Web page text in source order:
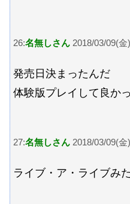
26:名無しさん 2018/03/09(
発売日決まったんだ
体験版プレイして良か
27:名無しさん 2018/03/09(
ライブ・ア・ライブみ